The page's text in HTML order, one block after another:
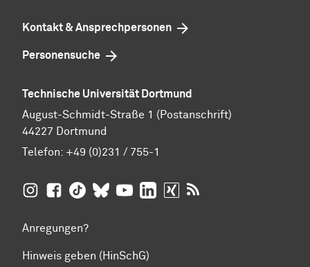
Kontakt & Ansprechpersonen
Personensuche
Technische Universität Dortmund
August-Schmidt-Straße 1 (Postanschrift)
44227 Dortmund
Telefon: +49 (0)231 / 755-1
TU Dortmund auf Insta­gram
TU Dortmund auf Facebook
TU Dortmund auf TikTok
TU Dortmund auf BlueSky
TU Dortmund auf YouTube
TU Dortmund auf LinkedIn
TU Dortmund auf XING
Anregungen?
Hinweis geben (HinSchG)